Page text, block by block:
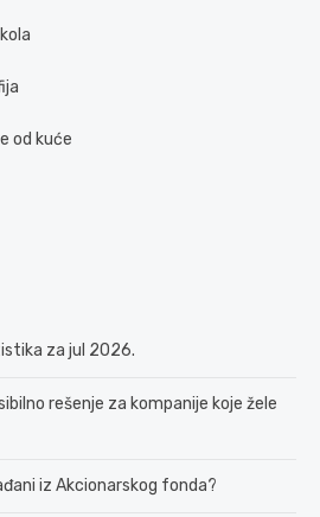
od kuće
za jul 2026.
rešenje za kompanije koje žele
iz Akcionarskog fonda?